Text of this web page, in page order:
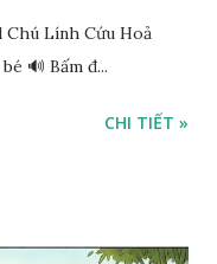
Chú Lính Cứu Hoả
🔊 Bấm đ...
CHI TIẾT »